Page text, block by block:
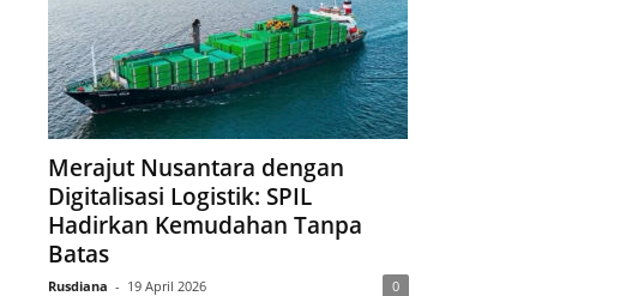
Merajut Nusantara dengan
Digitalisasi Logistik: SPIL
Hadirkan Kemudahan Tanpa
Batas
Rusdiana - 19 April 2026 0